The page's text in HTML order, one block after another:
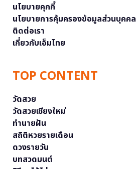
นโยบายคุกกี้
นโยบายการคุ้มครองข้อมูลส่วนบุคคล
ติดต่อเรา
เกี่ยวกับเอ็มไทย
TOP CONTENT
วัดสวย
วัดสวยเชียงใหม่
ทำนายฝัน
สถิติหวยรายเดือน
ดวงรายวัน
บทสวดมนต์